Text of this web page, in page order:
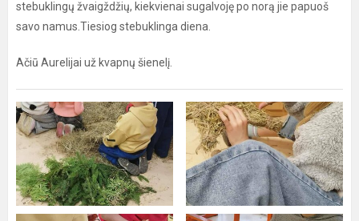
stebuklingų žvaigždžių, kiekvienai sugalvoję po norą jie papuoš
savo namus.Tiesiog stebuklinga diena.
Ačiū Aurelijai už kvapnų šienelį.